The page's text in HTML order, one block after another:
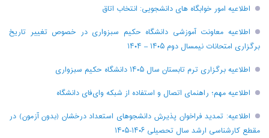
اطلاعیه امور خوابگاه های دانشجویی: انتخاب اتاق
اطلاعیه معاونت آموزشی دانشگاه حکیم سبزواری در خصوص تغییر تاریخ
برگزاری امتحانات نیمسال دوم ۱۴۰۵ – ۱۴۰۴
اطلاعیه برگزاری ترم تابستان سال ۱۴۰۵ دانشگاه حکیم سبزواری
اطلاعیه مهم؛ راهنمای اتصال و استفاده از شبکه وای‌فای دانشگاه
اطلاعیه: تمدید فراخوان پذیرش دانشجو‌های استعداد درخشان (بدون آزمون) در
مقطع کارشناسی ارشد سال تحصیلی ۱۴۰۶-۱۴۰۵